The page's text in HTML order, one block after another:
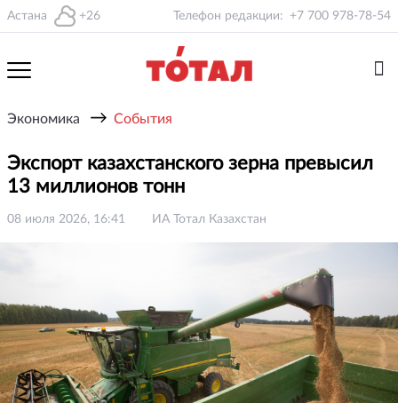
Астана +26 Телефон редакции: +7 700 978-78-54
Экономика → События
Экспорт казахстанского зерна превысил
13 миллионов тонн
08 июля 2026, 16:41 ИА Тотал Казахстан